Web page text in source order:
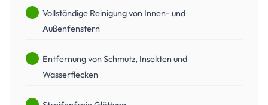
Vollständige Reinigung von Innen- und
Außenfenstern
Entfernung von Schmutz, Insekten und
Wasserflecken